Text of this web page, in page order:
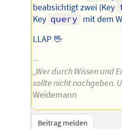
beabsichtigt zwei (Key
Key query mit dem
LLAP 🖖
--
„Wer durch Wissen und
sollte nicht nachgeben.
Weidemann
Beitrag melden